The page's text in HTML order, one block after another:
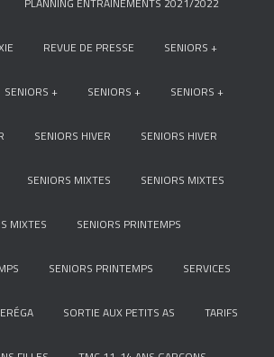
REVUE DE PRESSE SENIORS +
SENIORS + SENIORS + SENIORS +
SENIORS HIVER SENIORS HIVER
SENIORS MIXTES SENIORS MIXTES
MIXTES SENIORS PRINTEMPS
SENIORS PRINTEMPS SERVICES
SORTIE AUX PETITS AS TARIFS